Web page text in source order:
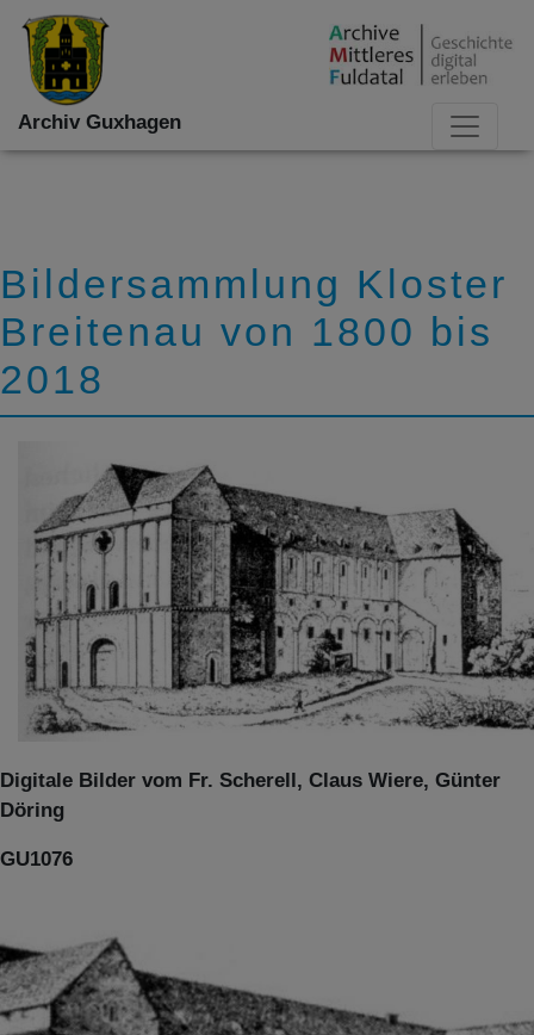
Archiv Guxhagen
Bildersammlung Kloster
Breitenau von 1800 bis
2018
Digitale Bilder vom Fr. Scherell, Claus Wiere, Günter
Döring
GU1076